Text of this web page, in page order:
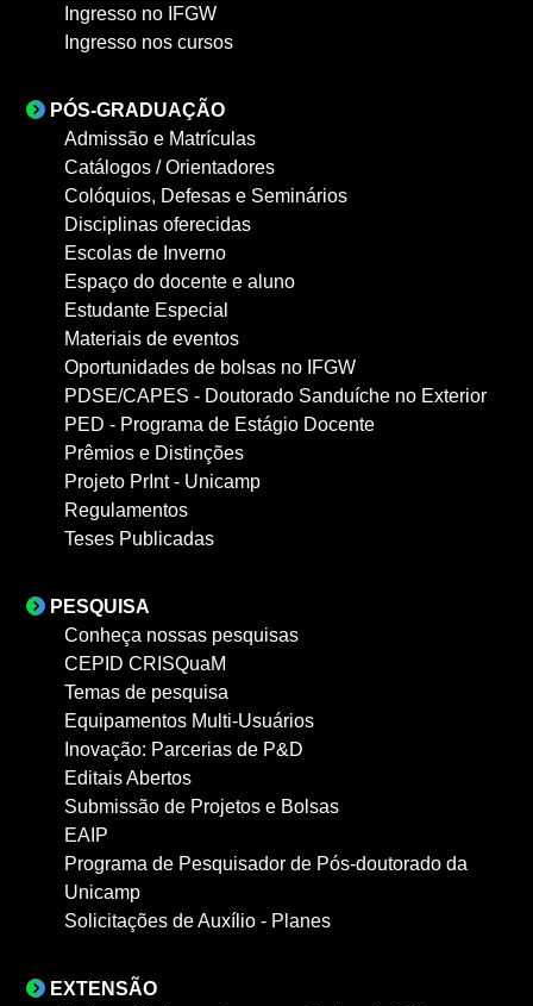
Ingresso no IFGW
Ingresso nos cursos
PÓS-GRADUAÇÃO
Admissão e Matrículas
Catálogos / Orientadores
Colóquios, Defesas e Seminários
Disciplinas oferecidas
Escolas de Inverno
Espaço do docente e aluno
Estudante Especial
Materiais de eventos
Oportunidades de bolsas no IFGW
PDSE/CAPES - Doutorado Sanduíche no Exterior
PED - Programa de Estágio Docente
Prêmios e Distinções
Projeto PrInt - Unicamp
Regulamentos
Teses Publicadas
PESQUISA
Conheça nossas pesquisas
CEPID CRISQuaM
Temas de pesquisa
Equipamentos Multi-Usuários
Inovação: Parcerias de P&D
Editais Abertos
Submissão de Projetos e Bolsas
EAIP
Programa de Pesquisador de Pós-doutorado da
Unicamp
Solicitações de Auxílio - Planes
EXTENSÃO